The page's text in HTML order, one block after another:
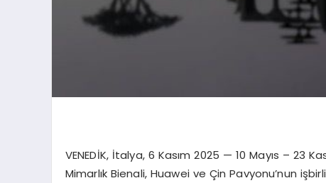
VENEDİK, İtalya, 6 Kasım 2025 — 10 Mayıs – 23
Mimarlık Bienali, Huawei ve Çin Pavyonu’nun